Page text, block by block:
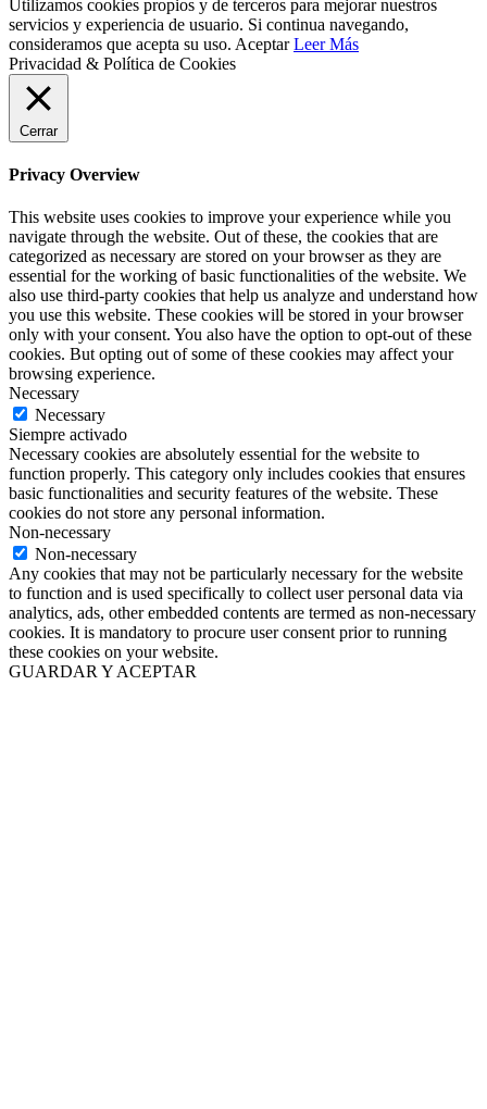
Utilizamos cookies propios y de terceros para mejorar nuestros
servicios y experiencia de usuario. Si continua navegando,
consideramos que acepta su uso. Aceptar Leer Más
Privacidad & Política de Cookies
Cerrar
Privacy Overview
This website uses cookies to improve your experience while you
navigate through the website. Out of these, the cookies that are
categorized as necessary are stored on your browser as they are
essential for the working of basic functionalities of the website. We
also use third-party cookies that help us analyze and understand how
you use this website. These cookies will be stored in your browser
only with your consent. You also have the option to opt-out of these
cookies. But opting out of some of these cookies may affect your
browsing experience.
Necessary
Necessary
Siempre activado
Necessary cookies are absolutely essential for the website to
function properly. This category only includes cookies that ensures
basic functionalities and security features of the website. These
cookies do not store any personal information.
Non-necessary
Non-necessary
Any cookies that may not be particularly necessary for the website
to function and is used specifically to collect user personal data via
analytics, ads, other embedded contents are termed as non-necessary
cookies. It is mandatory to procure user consent prior to running
these cookies on your website.
GUARDAR Y ACEPTAR